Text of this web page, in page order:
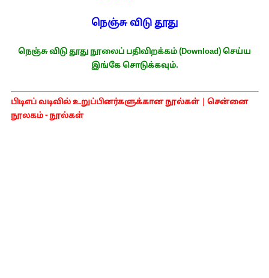
நெஞ்சு விடு தூது
நெஞ்சு விடு தூது நூலைப் பதிவிறக்கம் (Download) செய்ய
இங்கே சொடுக்கவும்.
பிடிஎப் வடிவில் உறுப்பினர்களுக்கான நூல்கள்| சென்னை
நூலகம் - நூல்கள்